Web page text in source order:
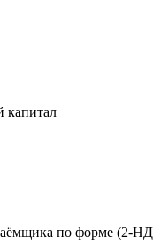
капитал
по форме (2-